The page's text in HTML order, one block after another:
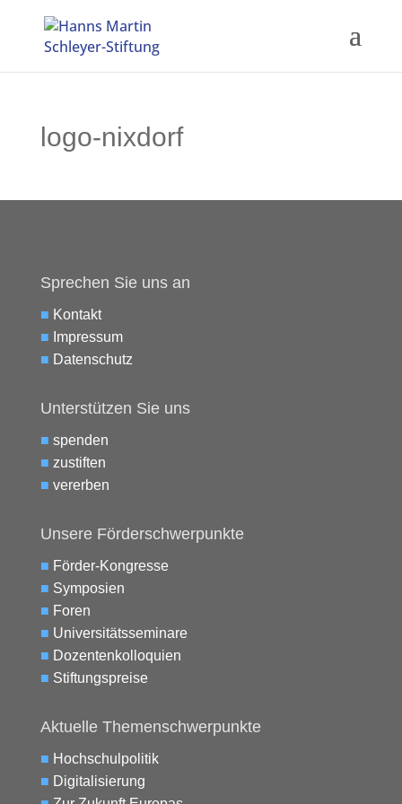
logo-nixdorf
Sprechen Sie uns an
■ Kontakt
■ Impressum
■ Datenschutz
Unterstützen Sie uns
■ spenden
■ zustiften
■ vererben
Unsere Förderschwerpunkte
■ Förder-Kongresse
■ Symposien
■ Foren
■ Universitätsseminare
■ Dozentenkolloquien
■ Stiftungspreise
Aktuelle Themenschwerpunkte
■ Hochschulpolitik
■ Digitalisierung